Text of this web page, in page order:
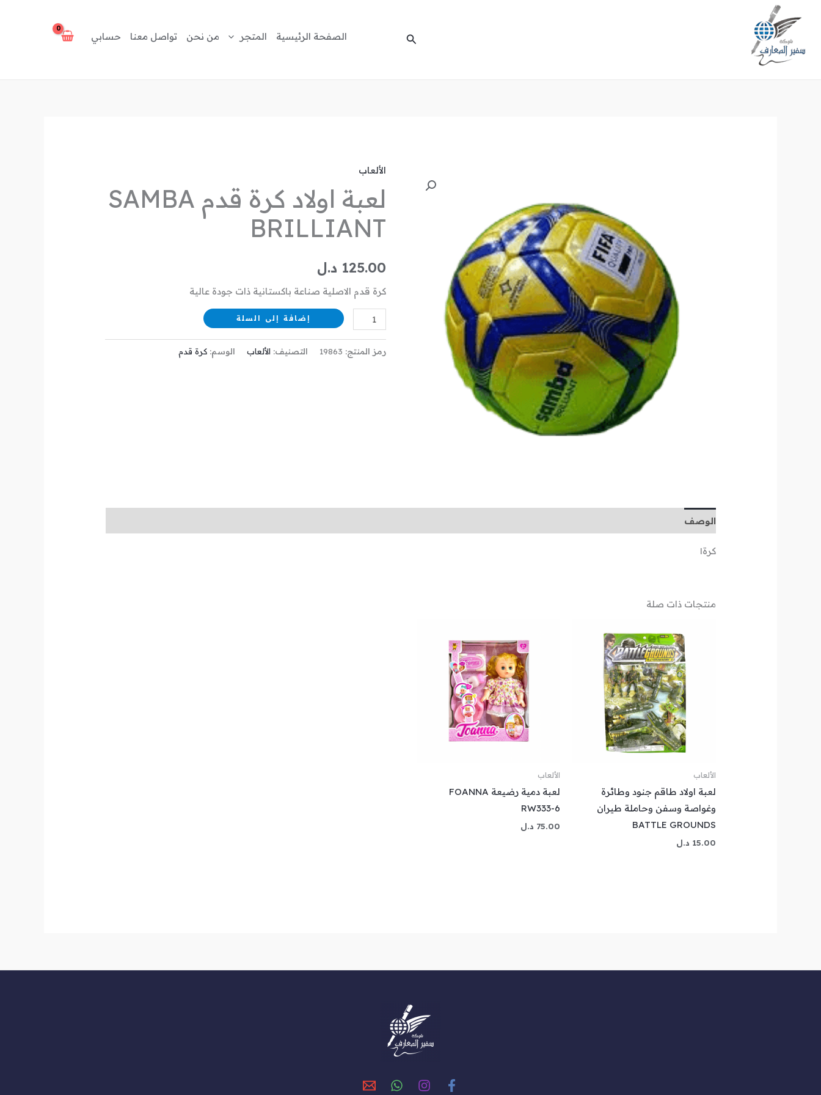
المحتوى
البحث الصفحة الرئيسية المتجر من نحن تواصل معنا حسابي
الألعاب
لعبة اولاد كرة قدم SAMBA
BRILLIANT
125.00 د.ل
كرة قدم الاصلية صناعة باكستانية ذات جودة عالية
كمية
لعبة
اولاد
كرة
قدم
BRILLIANT
إضافة إلى السلة
رمز المنتج: 19863 التصنيف: الألعاب الوسم: كرة قدم
الوصف
كرة١
منتجات ذات صلة
الألعاب
لعبة اولاد طاقم جنود وطائرة
وغواصة وسفن وحاملة طيران
BATTLE GROUNDS
15.00 د.ل
الألعاب
لعبة دمية رضيعة FOANNA
RW333-6
75.00 د.ل